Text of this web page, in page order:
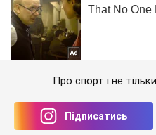
Про спорт і не
Підписатись